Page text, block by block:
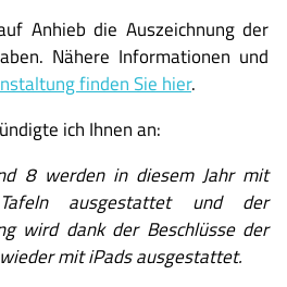
Anhieb die Auszeichnung der
Nähere Informationen und
finden Sie hier.
ich Ihnen an:
8 werden in diesem Jahr mit
ausgestattet und der
wird dank der Beschlüsse der
mit iPads ausgestattet.